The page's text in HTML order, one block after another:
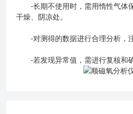
-长期不使用时，需用惰性气体
干燥、阴凉处。
-对测得的数据进行合理分析，注
-若发现异常值，需进行复核和确